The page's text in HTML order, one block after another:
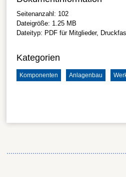
Seitenanzahl: 102
Dateigröße: 1.25 MB
Dateityp: PDF für Mitglieder,
Kategorien
Komponenten Anlagenbau